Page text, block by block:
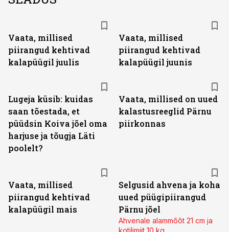
Vaata, millised
piirangud kehtivad
kalapüügil juulis
Vaata, millised
piirangud kehtivad
kalapüügil juunis
Lugeja küsib: kuidas
saan tõestada, et
püüdsin Koiva jõel oma
harjuse ja tõugja Läti
poolelt?
Vaata, millised on uued
kalastusreeglid Pärnu
piirkonnas
Vaata, millised
piirangud kehtivad
kalapüügil mais
Selgusid ahvena ja koha
uued püügipiirangud
Pärnu jõel
Ahvenale alammõõt 21 cm ja
kotilimiit 10 kg